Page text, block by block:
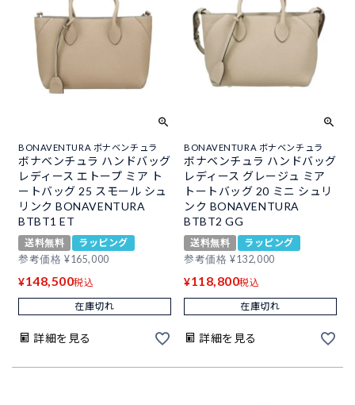
BONAVENTURA ボナベンチュラ
ボナベンチュラ ハンドバッグ
レディース エトープ ミア ト
ートバッグ 25 スモール シュ
リンク BONAVENTURA
BTBT1 ET
送料無料
ラッピング
参考価格 ¥165,000
¥148,500税込
在庫切れ
詳細を見る
BONAVENTURA ボナベンチュラ
ボナベンチュラ ハンドバッグ
レディース グレージュ ミア
トートバッグ 20 ミニ シュリ
ンク BONAVENTURA
BTBT2 GG
送料無料
ラッピング
参考価格 ¥132,000
¥118,800税込
在庫切れ
詳細を見る